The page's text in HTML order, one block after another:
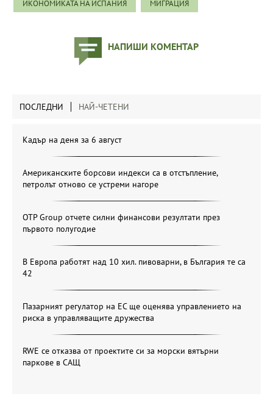
ИКОНОМИКАТА НА ИСПАНИЯ МИГРАЦИЯ
НАПИШИ КОМЕНТАР
ПОСЛЕДНИ НАЙ-ЧЕТЕНИ
Кадър на деня за 6 август
Американските борсови индекси са в отстъпление,
петролът отново се устреми нагоре
OTP Group отчете силни финансови резултати през
първото полугодие
В Европа работят над 10 хил. пивоварни, в България те са
42
Пазарният регулатор на ЕС ще оценява управлението на
риска в управляващите дружества
RWE се отказва от проектите си за морски вятърни
паркове в САЩ